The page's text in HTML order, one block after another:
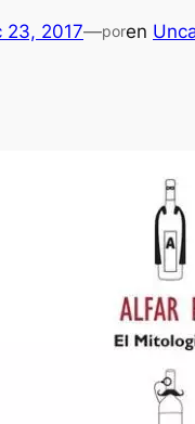
23, 2017—poren